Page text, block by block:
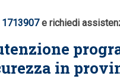
e richiedi
in